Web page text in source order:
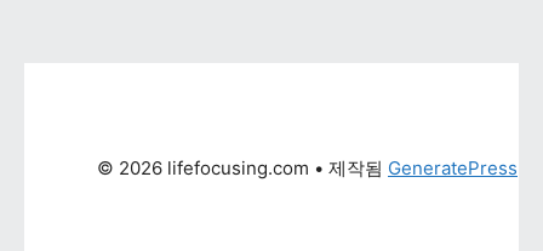
© 2026 lifefocusing.com • 제작됨 GeneratePress